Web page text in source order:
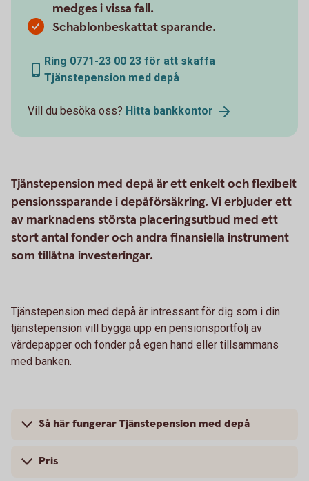
medges i vissa fall.
Schablonbeskattat sparande.
Ring 0771-23 00 23 för att skaffa
Tjänstepension med depå
Vill du besöka oss? Hitta bankkontor
Tjänstepension med depå är ett enkelt och flexibelt
pensionssparande i depåförsäkring. Vi erbjuder ett
av marknadens största placeringsutbud med ett
stort antal fonder och andra finansiella instrument
som tillåtna investeringar.
Tjänstepension med depå är intressant för dig som i din
tjänstepension vill bygga upp en pensionsportfölj av
värdepapper och fonder på egen hand eller tillsammans
med banken.
Så här fungerar Tjänstepension med depå
Pris